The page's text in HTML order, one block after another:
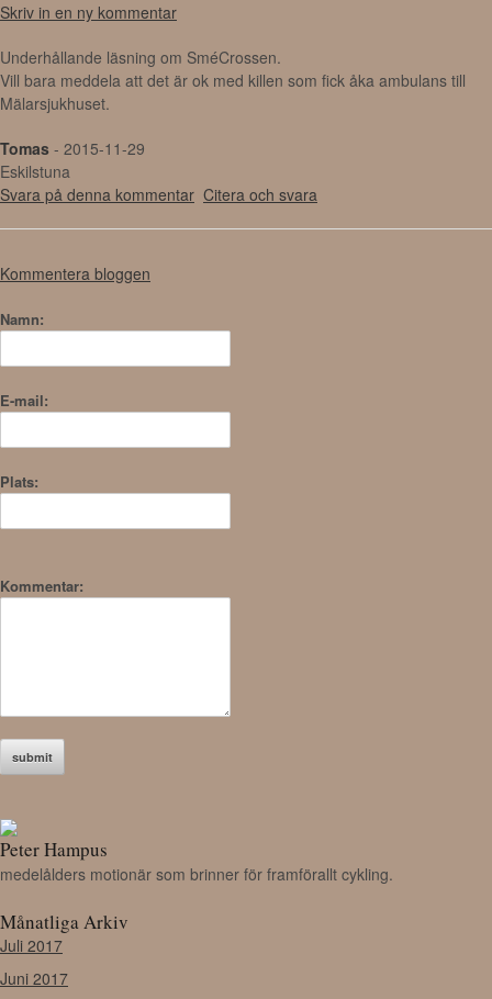
Skriv in en ny kommentar
Underhållande läsning om SméCrossen.
Vill bara meddela att det är ok med killen som fick åka ambulans till
Mälarsjukhuset.
Tomas - 2015-11-29
Eskilstuna
Svara på denna kommentar Citera och svara
Kommentera bloggen
Namn:
E-mail:
Plats:
Kommentar:
Peter Hampus
medelålders motionär som brinner för framförallt cykling.
Månatliga Arkiv
Juli 2017
Juni 2017